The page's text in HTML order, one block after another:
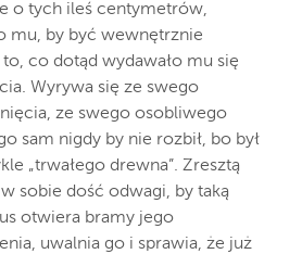
o tych ileś centymetrów,
mu, by być wewnętrznie
co dotąd wydawało mu się
Wyrywa się ze swego
ze swego osobliwego
sam nigdy by nie rozbił, bo był
„trwałego drewna”. Zresztą
sobie dość odwagi, by taką
otwiera bramy jego
uwalnia go i sprawia, że już